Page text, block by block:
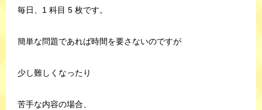
毎日、1 科目 5 枚です。
簡単な問題であれば時間を要さないのですが
少し難しくなったり
苦手な内容の場合、